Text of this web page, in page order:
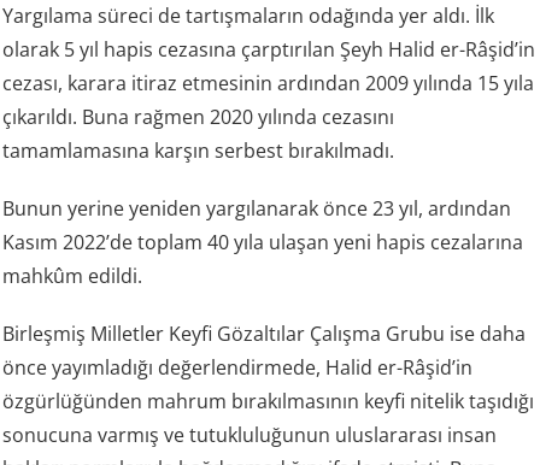
Yargılama süreci de tartışmaların odağında yer aldı. İlk
olarak 5 yıl hapis cezasına çarptırılan Şeyh Halid er-Râşid’in
cezası, karara itiraz etmesinin ardından 2009 yılında 15 yıla
çıkarıldı. Buna rağmen 2020 yılında cezasını
tamamlamasına karşın serbest bırakılmadı.
Bunun yerine yeniden yargılanarak önce 23 yıl, ardından
Kasım 2022’de toplam 40 yıla ulaşan yeni hapis cezalarına
mahkûm edildi.
Birleşmiş Milletler Keyfi Gözaltılar Çalışma Grubu ise daha
önce yayımladığı değerlendirmede, Halid er-Râşid’in
özgürlüğünden mahrum bırakılmasının keyfi nitelik taşıdığı
sonucuna varmış ve tutukluluğunun uluslararası insan